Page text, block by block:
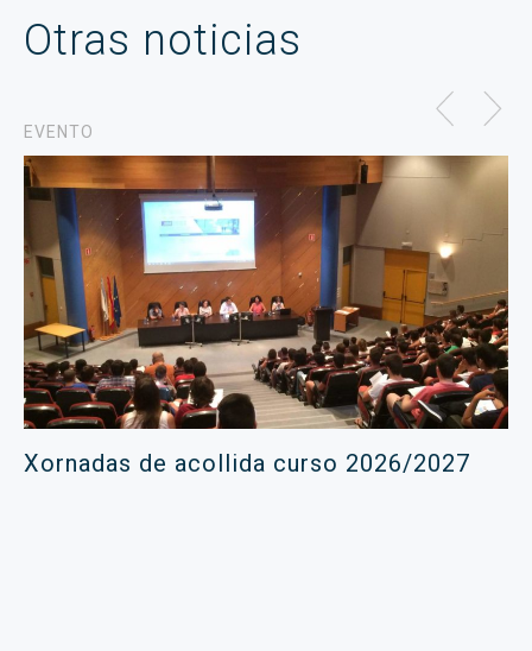
Otras noticias
EVENTO
Xornadas de acollida curso 2026/2027